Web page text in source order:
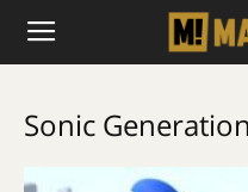
Sonic